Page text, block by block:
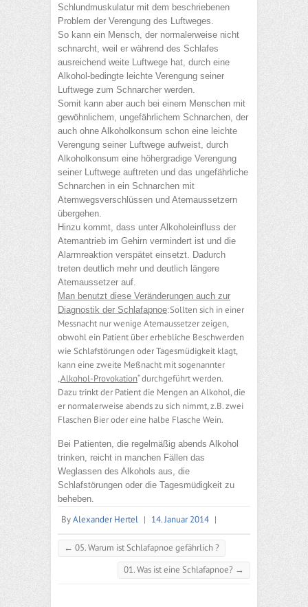
Schlundmuskulatur mit dem beschriebenen
Problem der Verengung des Luftweges.
So kann ein Mensch, der normalerweise nicht
schnarcht, weil er während des Schlafes
ausreichend weite Luftwege hat, durch eine
Alkohol-bedingte leichte Verengung seiner
Luftwege zum Schnarcher werden.
Somit kann aber auch bei einem Menschen mit
gewöhnlichem, ungefährlichem Schnarchen, der
auch ohne Alkoholkonsum schon eine leichte
Verengung seiner Luftwege aufweist, durch
Alkoholkonsum eine höhergradige Verengung
seiner Luftwege auftreten und das ungefährliche
Schnarchen in ein Schnarchen mit
Atemwegsverschlüssen und Atemaussetzern
übergehen.
Hinzu kommt, dass unter Alkoholeinfluss der
Atemantrieb im Gehirn vermindert ist und die
Alarmreaktion verspätet einsetzt. Dadurch
treten deutlich mehr und deutlich längere
Atemaussetzer auf.
Man benutzt diese Veränderungen auch zur
Diagnostik der Schlafapnoe:Sollten sich in einer
Messnacht nur wenige Atemaussetzer zeigen,
obwohl ein Patient über erhebliche Beschwerden
wie Schlafstörungen oder Tagesmüdigkeit klagt,
kann eine zweite Meßnacht mit sogenannter
„Alkohol-Provokation“ durchgeführt werden.
Dazu trinkt der Patient die Mengen an Alkohol, die
er normalerweise abends zu sich nimmt, z.B. zwei
Flaschen Bier oder eine halbe Flasche Wein.
Bei Patienten, die regelmäßig abends Alkohol
trinken, reicht in manchen Fällen das
Weglassen des Alkohols aus, die
Schlafstörungen oder die Tagesmüdigkeit zu
beheben.
ByAlexander Hertel | 14. Januar 2014 |
← 05. Warum ist Schlafapnoe gefährlich ?
01. Was ist eine Schlafapnoe? →